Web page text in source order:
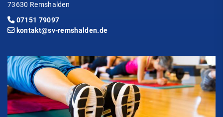
73630 Remshalden
07151 79097
kontakt@sv-remshalden.de